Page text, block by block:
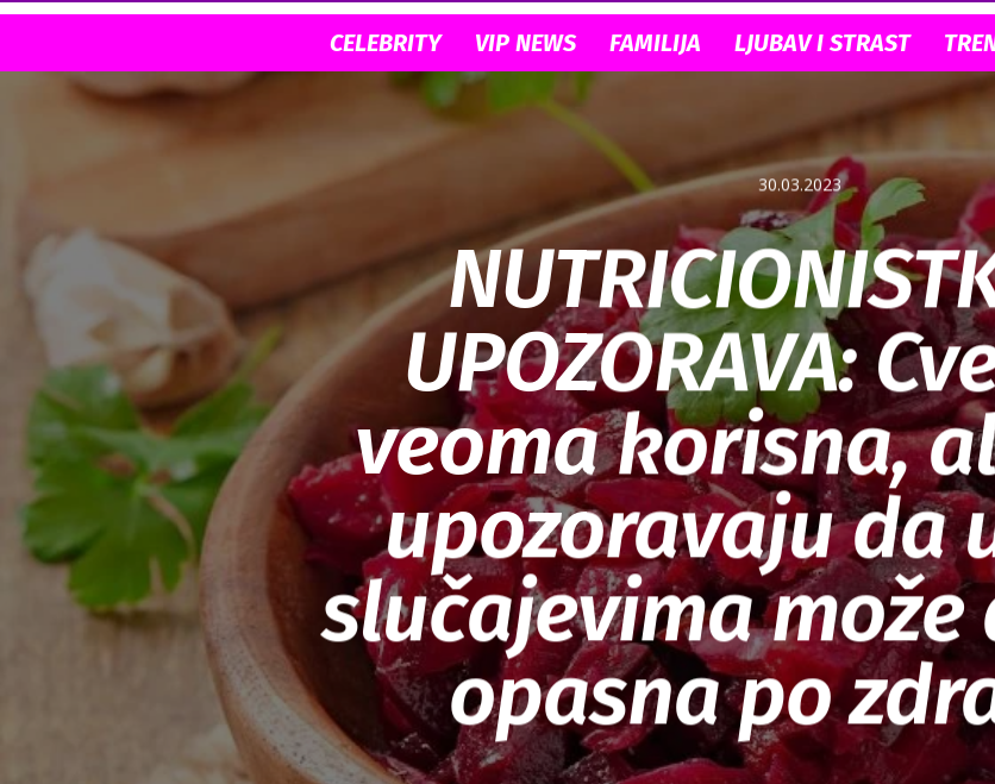
CELEBRITY VIP NEWS FAMILIJA LJUBAV I STRAST
30.03.2023
UPOZORAVA:
veoma korisna,
upozoravaju da
slučajevima može
opasna po